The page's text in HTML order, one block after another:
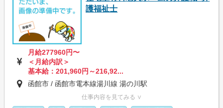
護福祉士
月給277960円〜
＜月給内訳＞
基本給：201,960円～216,92...
函館市 / 函館市電本線湯川線 湯の川駅
仕事内容を見てみる ∨